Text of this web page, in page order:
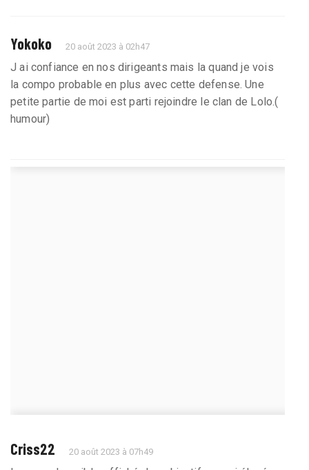
Yokoko 20 août 2023 à 02h47
J ai confiance en nos dirigeants mais la quand je vois
la compo probable en plus avec cette defense. Une
petite partie de moi est parti rejoindre le clan de Lolo.(
humour)
Criss22 20 août 2023 à 07h49